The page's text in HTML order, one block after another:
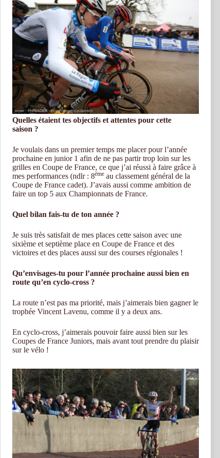
Quelles étaient tes objectifs et attentes pour cette
saison ?
Je voulais dans un premier temps me placer pour l’année
prochaine en junior 1 afin de ne pas partir trop loin sur les
grilles en Coupe de France, ce que j’ai réussi à faire grâce à
mes performances (ndlr : 8ème au classement général de la
Coupe de France cadet). J’avais aussi comme ambition de
faire un top 5 aux Championnats de France.
Quel bilan fais-tu de ton année ?
Je suis très satisfait de mes places cette saison avec une
sixième et septième place en Coupe de France et des
victoires et des places aussi sur des courses régionales !
Qu’envisages-tu pour l’année prochaine aussi bien en
route qu’en cyclo-cross ?
La route n’est pas ma priorité, mais j’aimerais bien gagner le
trophée Vincent Lavenu, comme il y a deux ans.
En cyclo-cross, j’aimerais pouvoir faire aussi bien sur les
Coupes de France Juniors, mais avant tout prendre du plaisir
sur le vélo !